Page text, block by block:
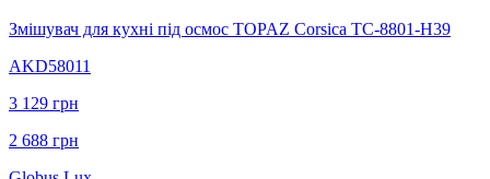
Змішувач для кухні під осмос TOPAZ Corsica TC-8801-H39
AKD58011
3 129 грн
2 688 грн